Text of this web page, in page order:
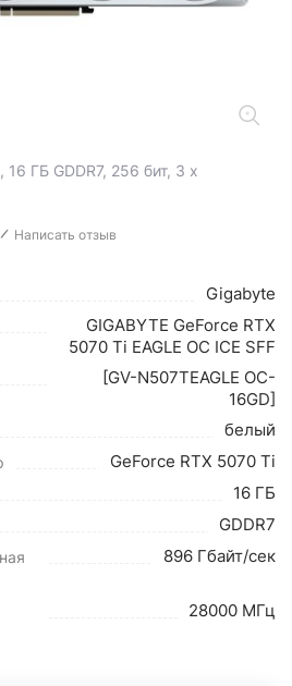
ГБ GDDR7, 256 бит, 3 x
Написать отзыв
Gigabyte
GIGABYTE GeForce RTX
5070 Ti EAGLE OC ICE SFF
[GV-N507TEAGLE OC-
16GD]
белый
GeForce RTX 5070 Ti
16 ГБ
GDDR7
896 Гбайт/сек
28000 МГц